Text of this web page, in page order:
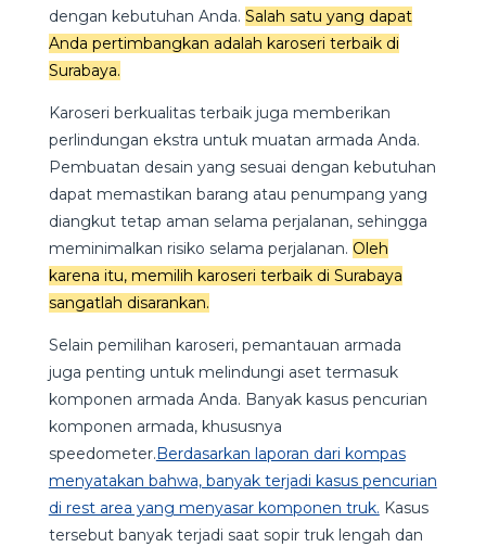
dengan kebutuhan Anda. Salah satu yang dapat
Anda pertimbangkan adalah karoseri terbaik di
Surabaya.
Karoseri berkualitas terbaik juga memberikan
perlindungan ekstra untuk muatan armada Anda.
Pembuatan desain yang sesuai dengan kebutuhan
dapat memastikan barang atau penumpang yang
diangkut tetap aman selama perjalanan, sehingga
meminimalkan risiko selama perjalanan. Oleh
karena itu, memilih karoseri terbaik di Surabaya
sangatlah disarankan.
Selain pemilihan karoseri, pemantauan armada
juga penting untuk melindungi aset termasuk
komponen armada Anda. Banyak kasus pencurian
komponen armada, khususnya
speedometer.Berdasarkan laporan dari kompas
menyatakan bahwa, banyak terjadi kasus pencurian
di rest area yang menyasar komponen truk. Kasus
tersebut banyak terjadi saat sopir truk lengah dan